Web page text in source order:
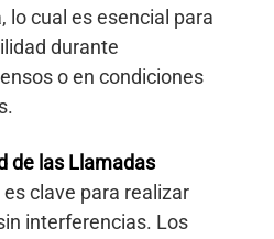
lo cual es esencial para
durante
o en condiciones
de las Llamadas
clave para realizar
interferencias. Los